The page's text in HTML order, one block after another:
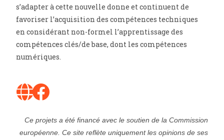
s’adapter à cette nouvelle donne et continuent de
favoriser l’acquisition des compétences techniques
en considérant non-formel l’apprentissage des
compétences clés/de base, dont les compétences
numériques.
Ce projets a été financé avec le soutien de la Commission
européenne. Ce site reflète uniquement les opinions de ses